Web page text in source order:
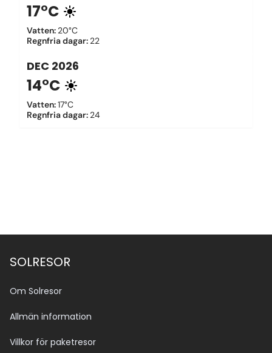
17°C
Vatten: 20°C
Regnfria dagar: 22
DEC 2026
14°C
Vatten:17°C
Regnfria dagar: 24
SOLRESOR
Om Solresor
Allmän information
Villkor för paketresor